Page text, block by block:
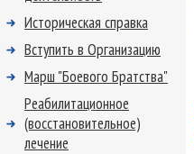
Историческая справка
Вступить в Организацию
Марш "Боевого Братства"
Реабилитационное
(восстановительное)
лечение